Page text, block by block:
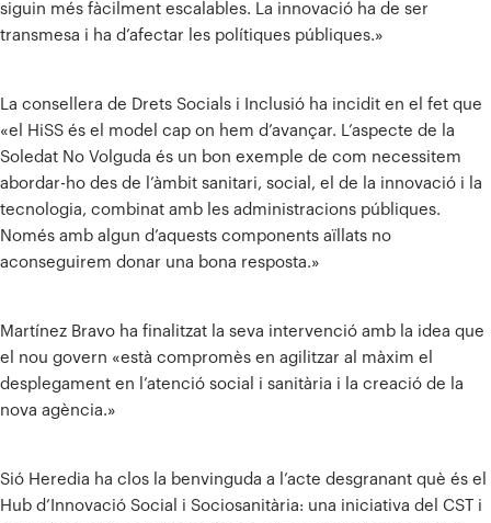
siguin més fàcilment escalables. La innovació ha de ser
transmesa i ha d’afectar les polítiques públiques.»
La consellera de Drets Socials i Inclusió ha incidit en el fet que
«el HiSS és el model cap on hem d’avançar. L’aspecte de la
Soledat No Volguda és un bon exemple de com necessitem
abordar-ho des de l’àmbit sanitari, social, el de la innovació i la
tecnologia, combinat amb les administracions públiques.
Només amb algun d’aquests components aïllats no
aconseguirem donar una bona resposta.»
Martínez Bravo ha finalitzat la seva intervenció amb la idea que
el nou govern «està compromès en agilitzar al màxim el
desplegament en l’atenció social i sanitària i la creació de la
nova agència.»
Sió Heredia ha clos la benvinguda a l’acte desgranant què és el
Hub d’Innovació Social i Sociosanitària: una iniciativa del CST i